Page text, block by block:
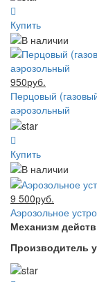
Купить
950руб.
Перцовый
аэрозольный
Купить
9 500руб.
Аэрозольное
Механизм
Производитель